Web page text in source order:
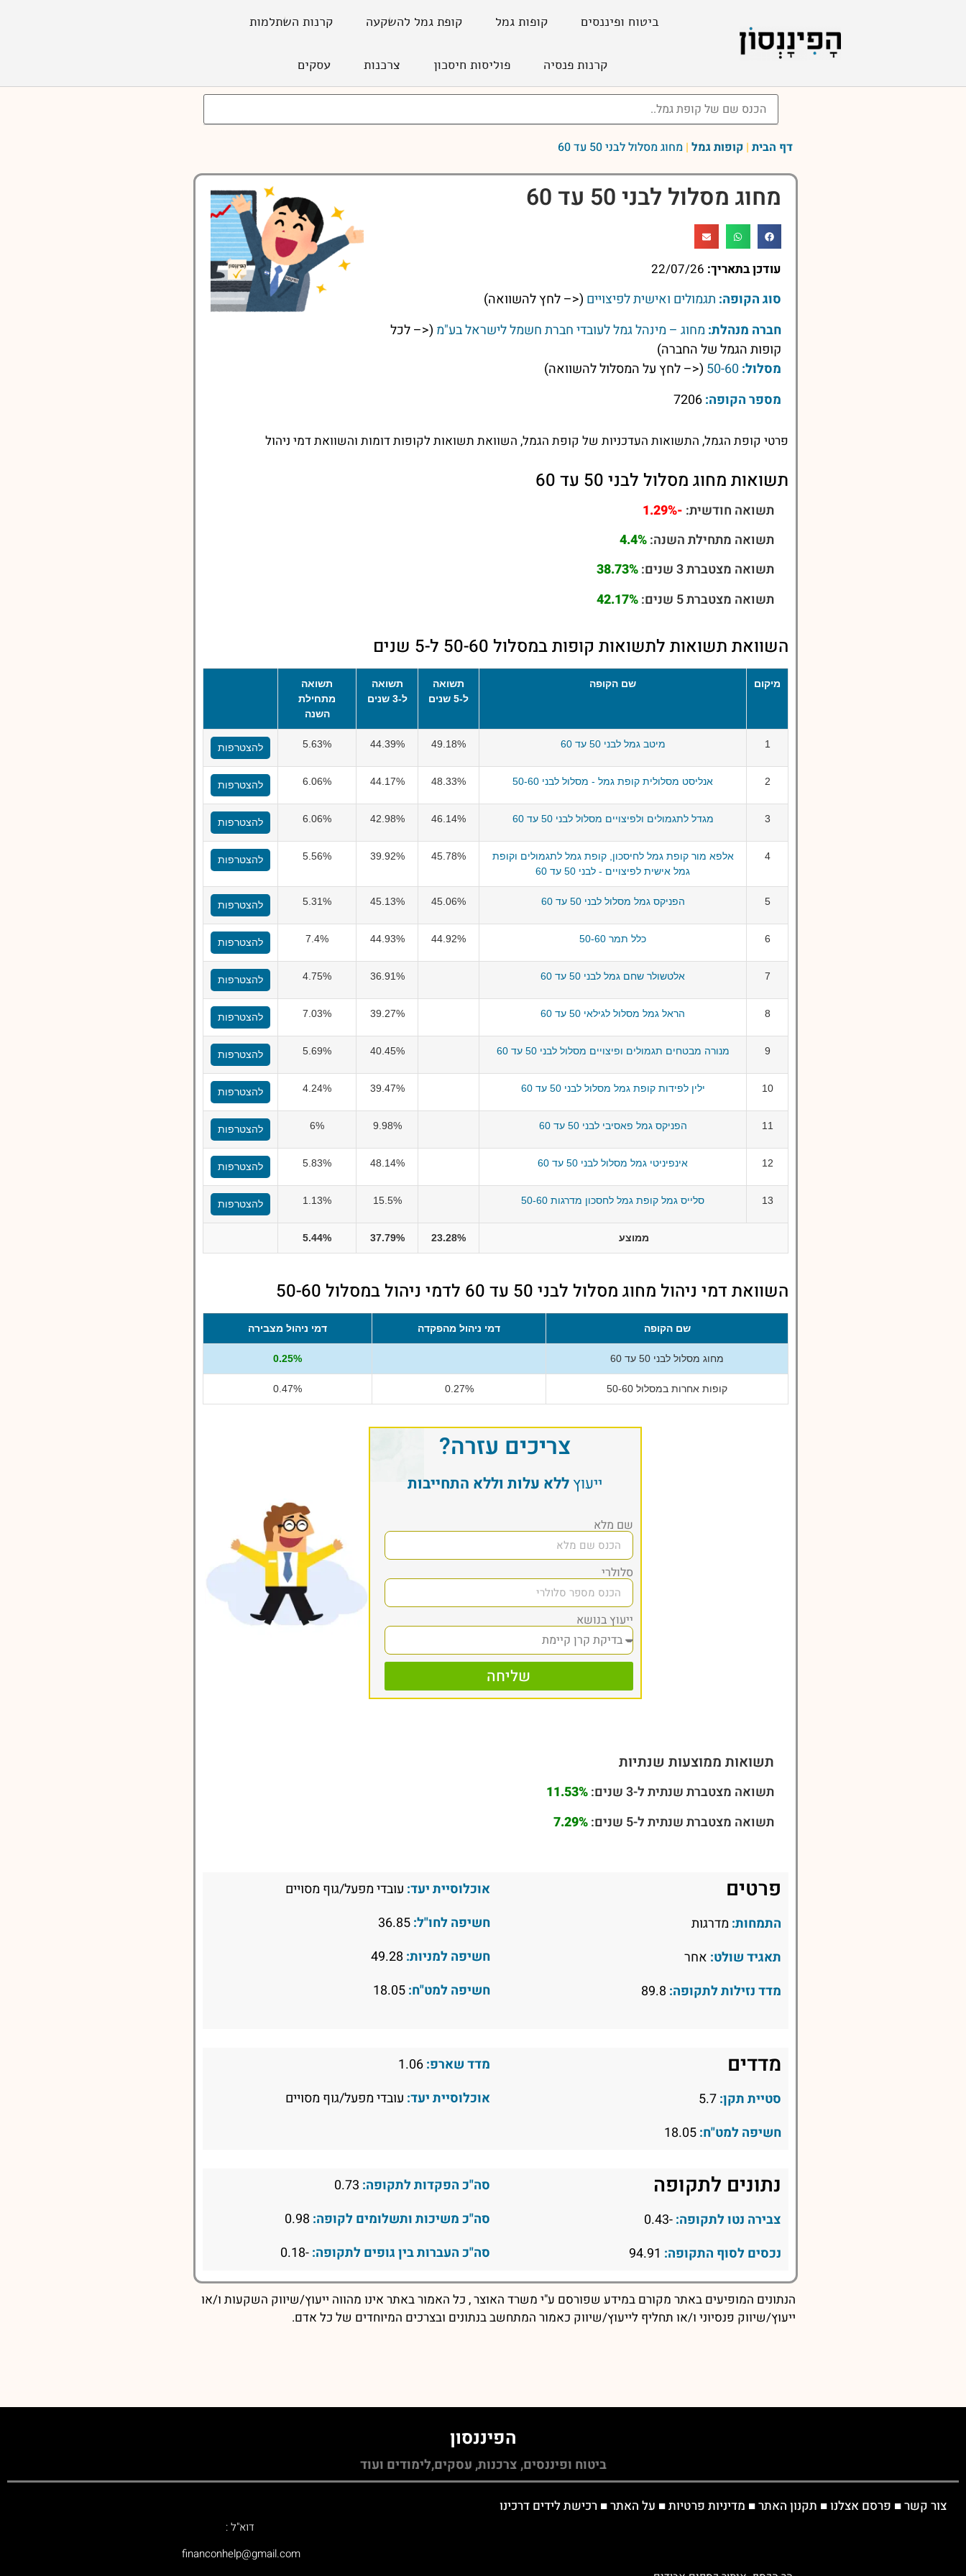
ביטוח ופיננסים קופות גמל קופת גמל להשקעה קרנות השתלמות
קרנות פנסיה פוליסות חיסכון צרכנות עסקים
דף הבית | קופות גמל | מחוג מסלול לבני 50 עד 60
מחוג מסלול לבני 50 עד 60
עודכן בתאריך: 22/07/26
סוג הקופה: תגמולים ואישית לפיצויים (<– לחץ להשוואה)
חברה מנהלת: מחוג – מינהל גמל לעובדי חברת חשמל לישראל בע"מ (<– לכל
קופות הגמל של החברה)
מסלול:50-60 (<– לחץ על המסלול להשוואה)
מספר הקופה:
פרטי קופת הגמל, התשואות העדכניות של קופת הגמל, השוואת תשואות לקופות דומות והשוואת דמי ניהול
תשואות מחוג מסלול לבני 50 עד 60
תשואה חודשית: -1.29%
תשואה מתחילת השנה:4.4%
תשואה מצטברת 3 שנים:
38.73%
תשואה מצטברת 5 שנים:
42.17%
השוואת תשואות לתשואות קופות במסלול 50-60 ל-5 שנים
מיקום שם הקופה
תשואה
ל-5 שנים
תשואה
ל-3 שנים
תשואה
מתחילת
השנה
1 מיטב גמל לבני 50 עד 60 49.18%
44.39%
5.63% להצטרפות
2 אנליסט מסלולית קופת גמל - מסלול לבני 50-60 48.33%
44.17%
6.06% להצטרפות
3 מגדל לתגמולים ולפיצויים מסלול לבני 50 עד 60 46.14%
42.98%
6.06% להצטרפות
4
אלפא מור קופת גמל לחיסכון, קופת גמל לתגמולים וקופת
גמל אישית לפיצויים - לבני 50 עד 60
45.78%
39.92%
5.56% להצטרפות
5 הפניקס גמל מסלול לבני 50 עד 60 45.06%
45.13%
5.31% להצטרפות
6 כלל תמר 50-60 44.92%
44.93%
7.4% להצטרפות
7 אלטשולר שחם גמל לבני 50 עד 60 36.91%
4.75% להצטרפות
8 הראל גמל מסלול לגילאי 50 עד 60 39.27%
7.03% להצטרפות
9 מנורה מבטחים תגמולים ופיצויים מסלול לבני 50 עד 60 40.45%
5.69% להצטרפות
10 ילין לפידות קופת גמל מסלול לבני 50 עד 60 39.47%
4.24% להצטרפות
11 הפניקס גמל פאסיבי לבני 50 עד 60 9.98%
6% להצטרפות
12 אינפיניטי גמל מסלול לבני 50 עד 60 48.14%
5.83% להצטרפות
13 סלייס גמל קופת גמל לחסכון מדרגות 50-60 15.5%
1.13% להצטרפות
ממוצע 23.28%
37.79%
5.44%
השוואת דמי ניהול מחוג מסלול לבני 50 עד 60 לדמי ניהול במסלול 50-60
שם הקופה דמי ניהול מהפקדה דמי ניהול מצבירה
מחוג מסלול לבני 50 עד 60 0.25%
קופות אחרות במסלול 50-60 0.27%
0.47%
צריכים עזרה?
ייעוץללא עלות וללא התחייבות
שם מלא
סלולרי
ייעוץ בנושא
שליחה
תשואות ממוצעות שנתיות
תשואה מצטברת שנתית ל-3 שנים:
11.53%
תשואה מצטברת שנתית ל-5 שנים:
7.29%
פרטים
התמחות: מדרגות
תאגיד שולט: אחר
מדד נזילות לתקופה:
אוכלוסיית יעד: עובדי מפעל/גוף מסויים
חשיפה לחו"ל:36.85
חשיפה למניות:
חשיפה למט"ח:18.05
מדדים
סטיית תקן:
חשיפה למט"ח:
מדד שארפ:1.06
אוכלוסיית יעד: עובדי מפעל/גוף מסויים
נתונים לתקופה
צבירה נטו לתקופה:-0.43
נכסים לסוף התקופה:
סה"כ הפקדות לתקופה:
סה"כ משיכות ותשלומים לקופה:
סה"כ העברות בין גופים לתקופה:-0.18
הנתונים המופיעים באתר מקורם במידע שפורסם ע"י משרד האוצר , כל האמור באתר אינו מהווה ייעוץ/שיווק השקעות ו/או
ייעוץ/שיווק פנסיוני ו/או תחליף לייעוץ/שיווק כאמור המתחשב בנתונים ובצרכים המיוחדים של כל אדם.
הפיננסון
ביטוח ופיננסים, צרכנות, עסקים,לימודים ועוד
צור קשר■ פרסם אצלנו■ תקנון האתר■ מדיניות פרטיות■ על האתר■רכישת לידים דרכינו
דוא"ל :
‫financonhelp@gmail.com‬